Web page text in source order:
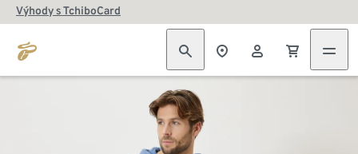
Výhody s TchiboCard